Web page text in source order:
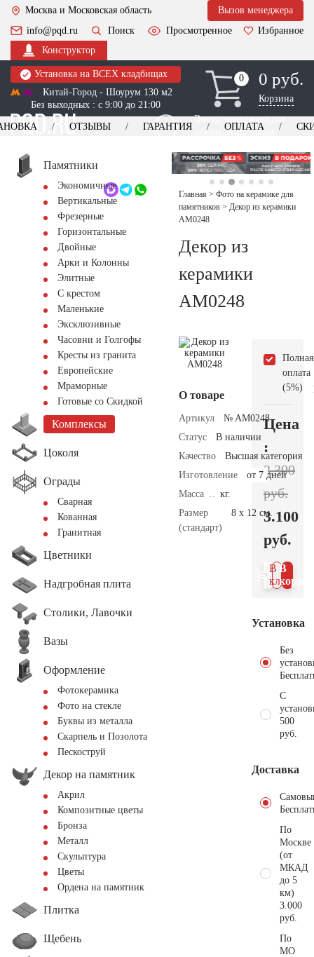
Москва и Московская область
Вызов менеджера
info@pqd.ru
Поиск Просмотренное
Избранное
Конструктор
Установка на ВСЕХ кладбищах
Китай-Город - Шоурум 130 м2
Без выходных : с 9:00 до 21:00
0
0 0 руб.
Корзина
Выезд менеджера для
оформления заказа
+7 (495) 518-44-23
Обратный звонок
ОТЗЫВЫ ГАРАНТИЯ ОПЛАТА
Памятники
Экономичные
Вертикальные
Фрезерные
Горизонтальные
Двойные
Арки и Колонны
Элитные
С крестом
Маленькие
Эксклюзивные
Часовни и Голгофы
Кресты из гранита
Европейские
Мраморные
Готовые со Скидкой
Комплексы
Цоколя
Ограды
Сварная
Кованная
Гранитная
Цветники
Надгробная плита
Столики, Лавочки
Вазы
Оформление
Фотокерамика
Фото на стекле
Буквы из металла
Скарпель и Позолота
Пескоструй
Декор на памятник
Акрил
Композитные цветы
Бронза
Металл
Скульптура
Цветы
Ордена на памятник
Плитка
Щебень
Главная > Фото на керамике для
памятников > Декор из керамики
AM0248
Декор из
керамики
AM0248
О товаре
Артикул
№ AM0248
Статус
В наличии
Качество
Высшая категория
Изготовление
от 7 дней
Масса
кг.
Размер
(стандарт)
8 х 12 см.
Полная
оплата
(5%)
Цена
:
3.300
руб.
3.100
руб.
В
В 1
клик
Установка
Без
С
500
руб.
Доставка
По
Москве
(от
МКАД
до 5
км)
3.000
руб.
По
МО